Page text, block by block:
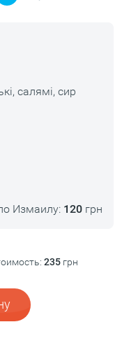
салямі, сир
Измаилу: 120 грн
235 грн